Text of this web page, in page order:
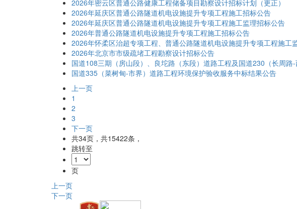
2026年密云区普通公路健康工程储备项目勘察设计招标计划（更正）
2026年延庆区普通公路隧道机电设施提升专项工程施工招标公告
2026年延庆区普通公路隧道机电设施提升专项工程施工监理招标公告
2026年普通公路隧道机电设施提升专项工程施工招标公告
2026年怀柔区治超专项工程、普通公路隧道机电设施提升专项工程施工
2026年北京市市级疏堵工程勘察设计招标公告
国道108三期（房山段）、良坨路（东段）道路工程及国道230（长周
国道335（菜树甸-市界）道路工程环境保护验收服务中标结果公告
上一页
1
2
3
下一页
共34页，共15422条，
跳转至
页
上一页
下一页